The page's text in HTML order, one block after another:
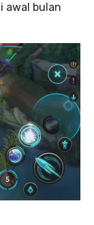
awal bulan